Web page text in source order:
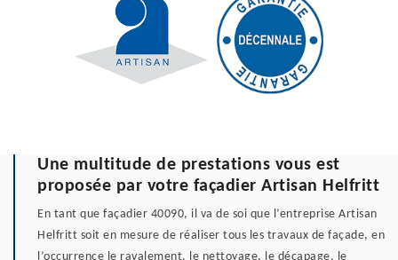
Une multitude de prestations vous est
proposée par votre façadier Artisan Helfritt
En tant que façadier 40090, il va de soi que l’entreprise Artisan
Helfritt soit en mesure de réaliser tous les travaux de façade, en
l’occurrence le ravalement, le nettoyage, le décapage, le